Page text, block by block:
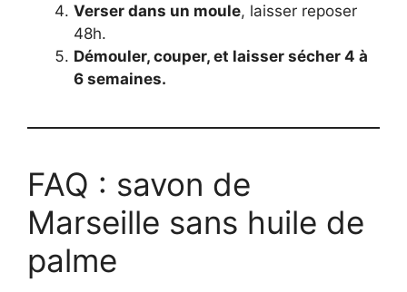
Verser dans un moule, laisser reposer
48h.
Démouler, couper, et laisser sécher 4 à
6 semaines.
FAQ : savon de
Marseille sans huile de
palme